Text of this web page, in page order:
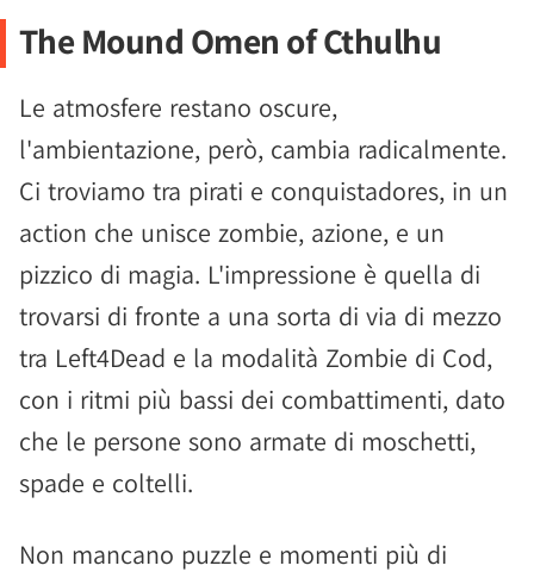
The Mound Omen of Cthulhu
Le atmosfere restano oscure,
l'ambientazione, però, cambia radicalmente.
Ci troviamo tra pirati e conquistadores, in un
action che unisce zombie, azione, e un
pizzico di magia. L'impressione è quella di
trovarsi di fronte a una sorta di via di mezzo
tra Left4Dead e la modalità Zombie di Cod,
con i ritmi più bassi dei combattimenti, dato
che le persone sono armate di moschetti,
spade e coltelli.
Non mancano puzzle e momenti più di